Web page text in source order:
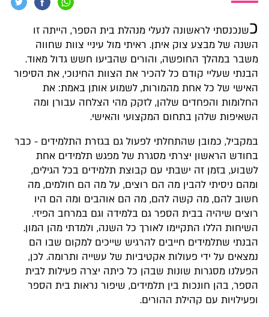
כשנכנסתי לראשונה לנעלי מנהלת בית הספר, הייתה זו
השנה של מבצע צוק איתן. ראיתי מול עיניי צוות שחווה
משבר במהלך החופשה, והורים שהביעו חשש גדול מאוד.
הבנתי שעליי קודם כל להכיר את הצוות החינוכי, את הסיפור
האישי של כל אחת מהמורות, לשמוע אותן באמת: את
החלומות והפחדים שלהן, לזקק מהי הצלחה עבורן ומה
השאיפות שלהן בתחום המקצועי והאישי.
במקביל, כמובן שהתחלתי לפעול גם בגזרת התלמידים - כבר
בחודש הראשון יצרתי מסגרת של מפגש תלמידים אחת
לשבוע, בזמן זה ישבתי עם קבוצת תלמידים בכל הגילים,
ומהם ניסיתי להבין מה הם רוצים, על מה הם חולמים, מה
חשוב להם, מה קשה להם, מה הם אוהבים ומה הם היו
רוצים שיהיה בבית הספר גם בלמידה וגם במרחב הפיזי.
השיחות הללו התקיימו לאורך כל השנה, ולמדתי מהן המון.
הבנתי שתלמידים חייבים להרגיש שייכים למקום שבו הם
נמצאים על ידי פעולות אקטיביות של עשייה ותרומה. לכן,
הפעלנו מסגרות שונות שבהן כל כיתה יצרה פעילות לבית
הספר, בהן חונכות בין תלמידים, שיפור נראות בית הספר
ופעילויות עם קהילת ההורים.